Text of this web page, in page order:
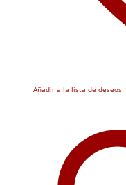
Añadir a la lista de deseos